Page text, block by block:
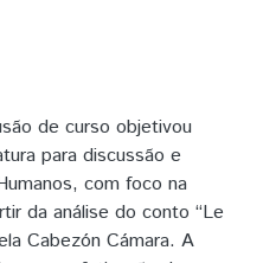
de curso objetivou
para discussão e
com foco na
da análise do conto “Le
Cabezón Cámara. A